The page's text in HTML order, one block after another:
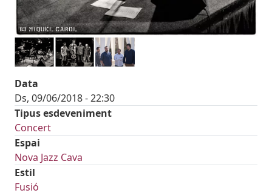
Data
Ds, 09/06/2018 - 22:30
Tipus esdeveniment
Concert
Espai
Nova Jazz Cava
Estil
Fusió